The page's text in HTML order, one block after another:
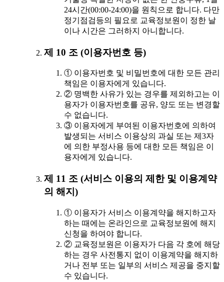
24시간(00:00-24:00)을 원칙으로 합니다. 다만
정기점검등의 필요로 교육정보원이 정한 날
이나 시간은 그러하지 아니합니다.
제 10 조 (이용자번호 등)
① 이용자번호 및 비밀번호에 대한 모든 관리
책임은 이용자에게 있습니다.
② 명백한 사유가 있는 경우를 제외하고는 이
용자가 이용자번호를 공유, 양도 또는 변경할
수 없습니다.
③ 이용자에게 부여된 이용자번호에 의하여
발생되는 서비스 이용상의 과실 또는 제3자
에 의한 부정사용 등에 대한 모든 책임은 이
용자에게 있습니다.
제 11 조 (서비스 이용의 제한 및 이용계약
의 해지)
① 이용자가 서비스 이용계약을 해지하고자
하는 때에는 온라인으로 교육정보원에 해지
신청을 하여야 합니다.
② 교육정보원은 이용자가 다음 각 호에 해당
하는 경우 사전통지 없이 이용계약을 해지하
거나 전부 또는 일부의 서비스 제공을 중지할
수 있습니다.